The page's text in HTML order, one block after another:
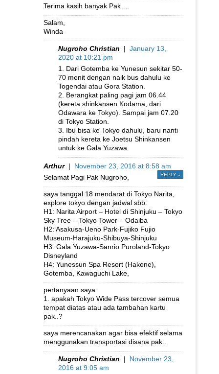
Terima kasih banyak Pak….
Salam,
Winda
Nugroho Christian | January 13,
2020 at 10:21 pm
1. Dari Gotemba ke Yunesun sekitar 50-
70 menit dengan naik bus dahulu ke
Togendai atau Gora Station.
2. Berangkat paling pagi jam 06.44
(kereta shinkansen Kodama, dari
Odawara ke Tokyo). Sampai jam 07.20
di Tokyo Station.
3. Ibu bisa ke Tokyo dahulu, baru nanti
pindah kereta ke Joetsu Shinkansen
untuk ke Gala Yuzawa.
Arthur| November 23, 2016 at 8:58 am
REPLY ↓
Selamat Pagi Pak Nugroho,
saya tanggal 18 mendarat di Tokyo Narita,
explore tokyo dengan jadwal sbb:
H1: Narita Airport – Hotel di Shinjuku – Tokyo
Sky Tree – Tokyo Tower – Odaiba
H2: Asakusa-Ueno Park-Fujiko Fujio
Museum-Harajuku-Shibuya-Shinjuku
H3: Gala Yuzawa-Sanrio Puroland-Tokyo
Disneyland
H4: Yunessun Spa Resort (Hakone),
Gotemba, Kawaguchi Lake,
pertanyaan saya:
1. apakah Tokyo Wide Pass tercover semua
tempat diatas atau ada tambahan kartu
pak..?
saya merencanakan agar bisa efektif selama
menggunakan transportasi disana pak..
Nugroho Christian | November 23,
2016 at 9:05 am